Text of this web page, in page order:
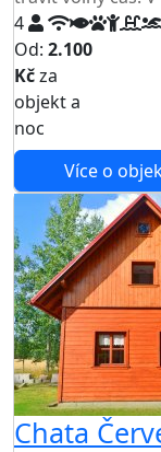
4
Od: 2.100
Kčza
objekt a
noc
Více o
Chata